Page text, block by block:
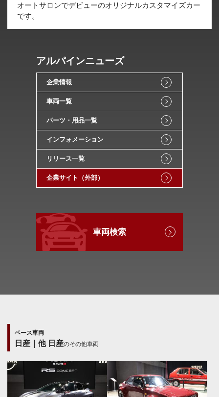
オートサロンでデビューのオリジナルカスタマイズカー
です。
アルパインニューズ
企業情報
車両一覧
パーツ・用品一覧
インフォメーション
リリース一覧
企業サイト（外部）
車両検索
ベース車両
日産｜他 日産のその他車両